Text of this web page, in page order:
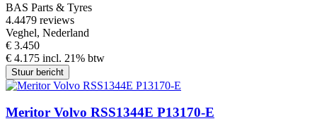
BAS Parts & Tyres
4.4479 reviews
Veghel, Nederland
€ 3.450
€ 4.175 incl. 21% btw
Stuur bericht
Meritor Volvo RSS1344E P13170-E